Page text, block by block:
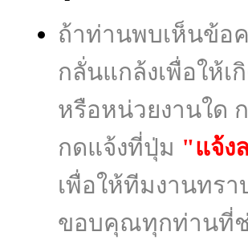
ถ้าท่านพบเห็นข้อ
กลั่นแกล้งเพื่อให้
หรือหน่วยงานใด
กดแจ้งที่ปุ่ม "แจ้ง
เพื่อให้ทีมงานทร
ขอบคุณทุกท่านที่ช่